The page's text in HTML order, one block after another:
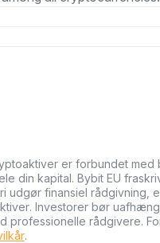
er forbundet
din kapital. Bybit EU
udgør finansiel rådgivning,
Investorer bør
professionelle rådgivere.
.